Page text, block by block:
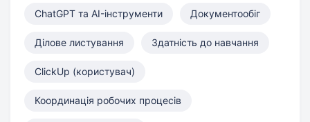
ChatGPT та AI-інструменти Документообіг
Ділове листування Здатність до навчання
ClickUp (користувач)
Координація робочих процесів